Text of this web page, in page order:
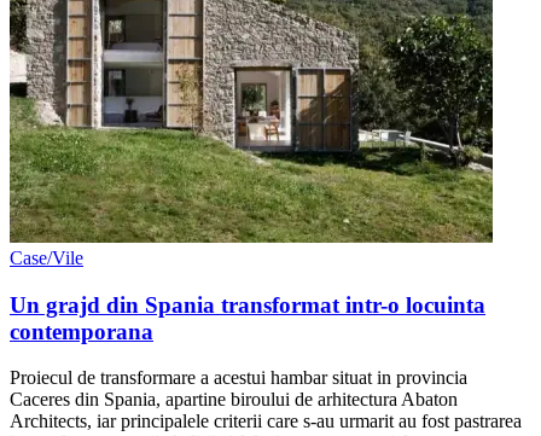
Case/Vile
Un grajd din Spania transformat intr-o locuinta
contemporana
Proiecul de transformare a acestui hambar situat in provincia
Caceres din Spania, apartine biroului de arhitectura Abaton
Architects, iar principalele criterii care s-au urmarit au fost pastrarea